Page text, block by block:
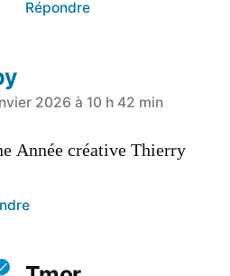
Répondre
2026 à 10 h 42 min
Année créative Thierry